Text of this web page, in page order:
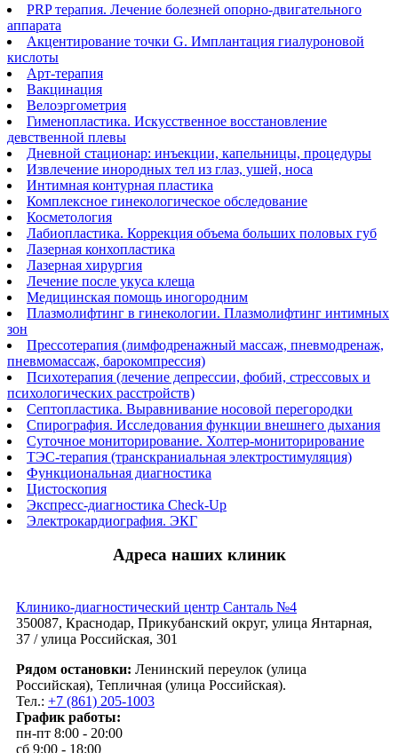
PRP терапия. Лечение болезней опорно-двигательного
аппарата
Акцентирование точки G. Имплантация гиалуроновой
кислоты
Арт-терапия
Вакцинация
Велоэргометрия
Гименопластика. Искусственное восстановление
девственной плевы
Дневной стационар: инъекции, капельницы, процедуры
Извлечение инородных тел из глаз, ушей, носа
Интимная контурная пластика
Комплексное гинекологическое обследование
Косметология
Лабиопластика. Коррекция объема больших половых губ
Лазерная конхопластика
Лазерная хирургия
Лечение после укуса клеща
Медицинская помощь иногородним
Плазмолифтинг в гинекологии. Плазмолифтинг интимных
зон
Прессотерапия (лимфодренажный массаж, пневмодренаж,
пневмомассаж, барокомпрессия)
Психотерапия (лечение депрессии, фобий, стрессовых и
психологических расстройств)
Септопластика. Выравнивание носовой перегородки
Спирография. Исследования функции внешнего дыхания
Суточное мониторирование. Холтер-мониторирование
ТЭС-терапия (транскраниальная электростимуляция)
Функциональная диагностика
Цистоскопия
Экспресс-диагностика Check-Up
Электрокардиография. ЭКГ
Адреса наших клиник
Клинико-диагностический центр Санталь №4
350087, Краснодар, Прикубанский округ, улица Янтарная,
37 / улица Российская, 301
Рядом остановки: Ленинский переулок (улица
Российская), Тепличная (улица Российская).
Тел.: +7 (861) 205-1003
График работы:
пн-пт 8:00 - 20:00
сб 9:00 - 18:00